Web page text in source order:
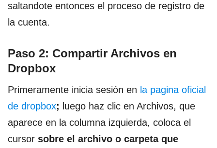
saltandote entonces el proceso de registro de
la cuenta.
Paso 2: Compartir Archivos en
Dropbox
Primeramente inicia sesión en la pagina oficial
de dropbox; luego haz clic en Archivos, que
aparece en la columna izquierda, coloca el
cursor sobre el archivo o carpeta que